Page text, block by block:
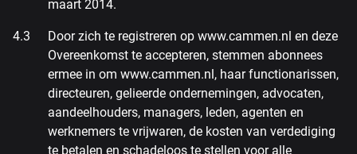
maart 2014.
Door zich te registreren op www.cammen.nl en deze
Overeenkomst te accepteren, stemmen abonnees
ermee in om www.cammen.nl, haar functionarissen,
directeuren, gelieerde ondernemingen, advocaten,
aandeelhouders, managers, leden, agenten en
werknemers te vrijwaren, de kosten van verdediging
te betalen en schadeloos te stellen voor alle